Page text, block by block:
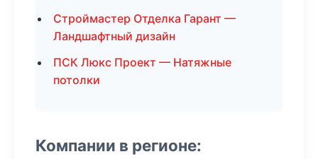
Строймастер Отделка Гарант —
Ландшафтный дизайн
ПСК Люкс Проект — Натяжные
потолки
Компании в регионе: